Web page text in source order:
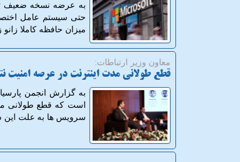
به عرضه نسخه ضعیف
میزان حافظه کاملا
معاون وزیر ارتباطات:
قطع طولانی مدت اینترنت در عرصه امنیت
به گزارش انجمن
است که قطع طولانی
سرویس ها به علت این